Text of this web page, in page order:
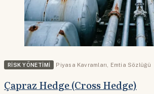
RISK YÖNETIMI Piyasa Kavramları Emtia Sözlüğü
Çapraz Hedge (Cross Hedge)